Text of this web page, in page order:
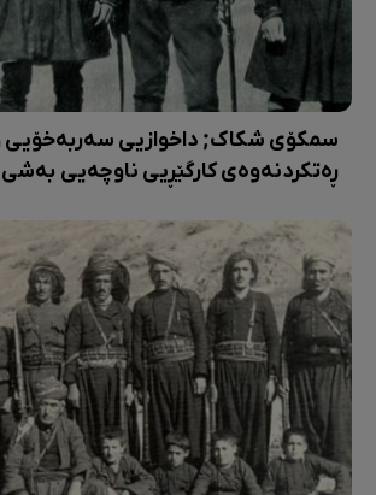
سمکۆی شکاک; داخوازیی سەربەخۆیی
ڕەتکردنەوەی کارگێڕیی ناوچەیی بەشی 1